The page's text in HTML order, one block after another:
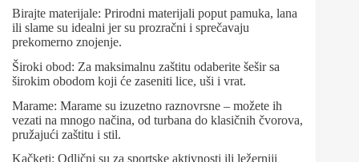
Birajte materijale: Prirodni materijali poput pamuka, lana
ili slame su idealni jer su prozračni i sprečavaju
prekomerno znojenje.
Široki obod: Za maksimalnu zaštitu odaberite šešir sa
širokim obodom koji će zaseniti lice, uši i vrat.
Marame: Marame su izuzetno raznovrsne – možete ih
vezati na mnogo načina, od turbana do klasičnih čvorova,
pružajući zaštitu i stil.
Kačketi: Odlični su za sportske aktivnosti ili ležerniji